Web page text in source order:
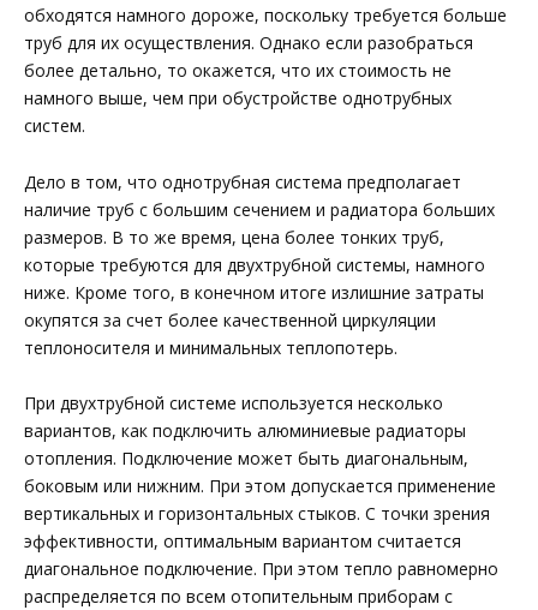
обходятся намного дороже, поскольку требуется больше
труб для их осуществления. Однако если разобраться
более детально, то окажется, что их стоимость не
намного выше, чем при обустройстве однотрубных
систем.
Дело в том, что однотрубная система предполагает
наличие труб с большим сечением и радиатора больших
размеров. В то же время, цена более тонких труб,
которые требуются для двухтрубной системы, намного
ниже. Кроме того, в конечном итоге излишние затраты
окупятся за счет более качественной циркуляции
теплоносителя и минимальных теплопотерь.
При двухтрубной системе используется несколько
вариантов, как подключить алюминиевые радиаторы
отопления. Подключение может быть диагональным,
боковым или нижним. При этом допускается применение
вертикальных и горизонтальных стыков. С точки зрения
эффективности, оптимальным вариантом считается
диагональное подключение. При этом тепло равномерно
распределяется по всем отопительным приборам с